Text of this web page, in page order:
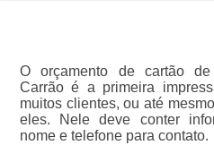
O orçamento de cartão
Carrão é a primeira
muitos clientes, ou até
eles. Nele deve conter
nome e telefone para contato.